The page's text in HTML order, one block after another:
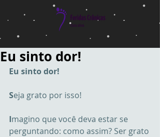
Eu sinto dor!
Eu sinto dor!
Seja grato por isso!
Imagino que você deva estar se
perguntando: como assim? Ser grato